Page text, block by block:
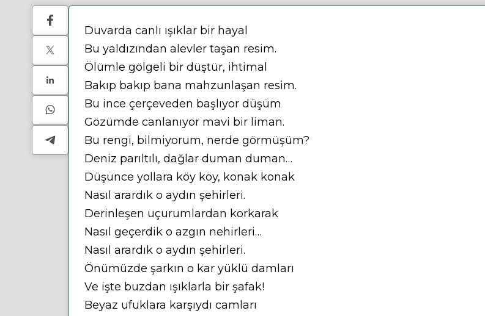
Duvarda canlı ışıklar bir hayal
Bu yaldızından alevler taşan resim.
Ölümle gölgeli bir düştür, ihtimal
Bakıp bakıp bana mahzunlaşan resim.
Bu ince çerçeveden başlıyor düşüm
Gözümde canlanıyor mavi bir liman.
Bu rengi, bilmiyorum, nerde görmüşüm?
Deniz parıltılı, dağlar duman duman…
Düşünce yollara köy köy, konak konak
Nasıl arardık o aydın şehirleri.
Derinleşen uçurumlardan korkarak
Nasıl geçerdik o azgın nehirleri…
Nasıl arardık o aydın şehirleri.
Önümüzde şarkın o kar yüklü damları
Ve işte buzdan ışıklarla bir şafak!
Beyaz ufuklara karşıydı camları